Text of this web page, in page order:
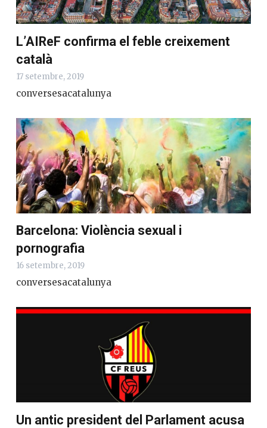
L’AIReF confirma el feble creixement
català
17 setembre, 2019
conversesacatalunya
Barcelona: Violència sexual i
pornografia
16 setembre, 2019
conversesacatalunya
Un antic president del Parlament acusa